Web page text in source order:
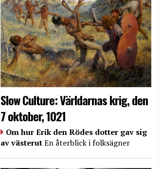
Slow Culture: Världarnas krig, den
7 oktober, 1021
Om hur Erik den Rödes dotter gav sig
av västerutEn återblick i folksägner